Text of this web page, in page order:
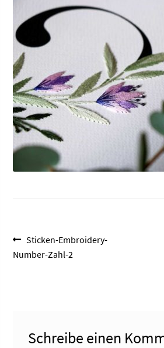
Vorheriger
Beitrag:
Sticken-Embroidery-
Number-Zahl-2
Schreibe einen